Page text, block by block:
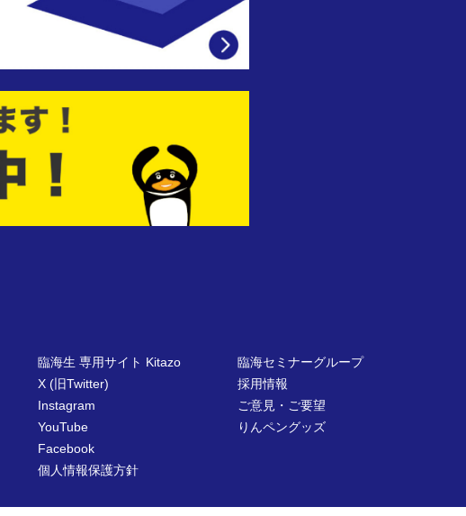
臨海生 専用サイト Kitazo
X (旧Twitter)
Instagram
YouTube
Facebook
個人情報保護方針
臨海セミナーグループ
採用情報
ご意見・ご要望
りんペングッズ